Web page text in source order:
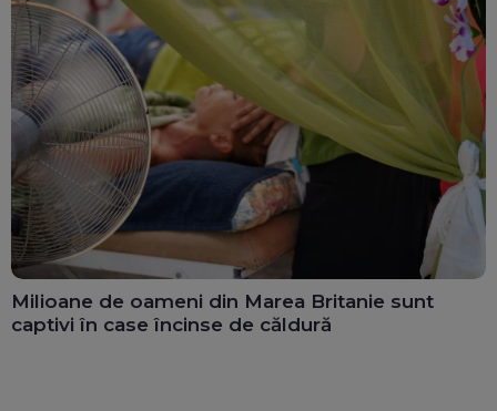
Milioane de oameni din Marea Britanie sunt
captivi în case încinse de căldură